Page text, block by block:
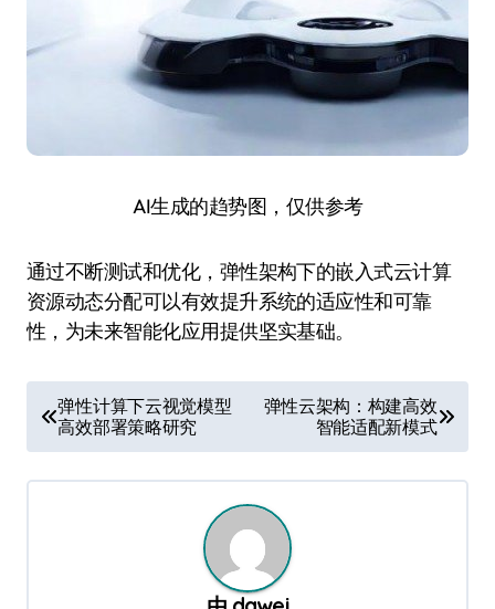
AI生成的趋势图，仅供参考
通过不断测试和优化，弹性架构下的嵌入式云计算
资源动态分配可以有效提升系统的适应性和可靠
性，为未来智能化应用提供坚实基础。
章
导
弹性计算下云视觉模型
高效部署策略研究
弹性云架构：构建高效
智能适配新模式